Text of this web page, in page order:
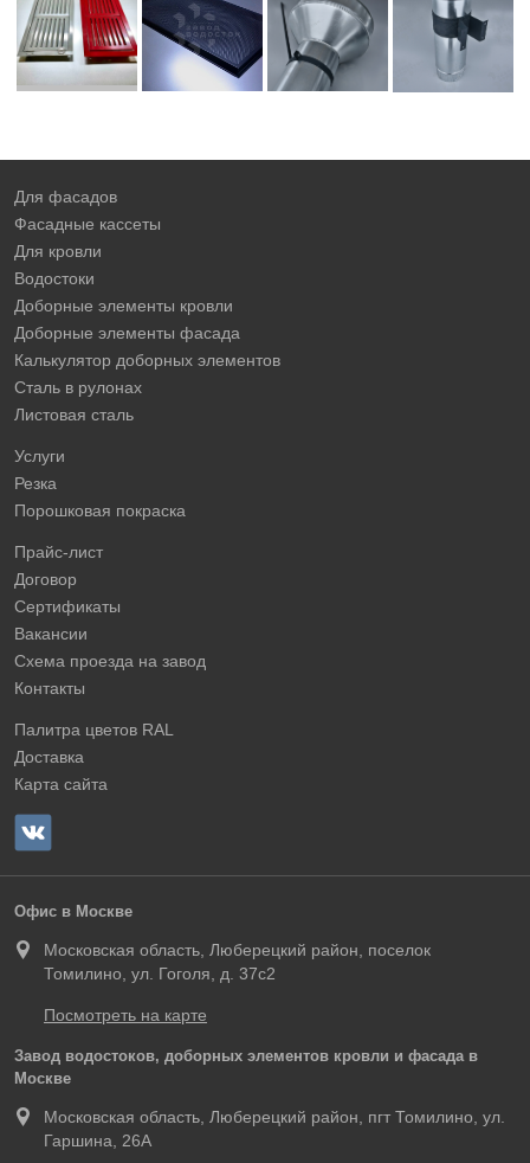
Для фасадов
Фасадные кассеты
Для кровли
Водостоки
Доборные элементы кровли
Доборные элементы фасада
Калькулятор доборных элементов
Сталь в рулонах
Листовая сталь
Услуги
Резка
Порошковая покраска
Прайс-лист
Договор
Сертификаты
Вакансии
Схема проезда на завод
Контакты
Палитра цветов RAL
Доставка
Карта сайта
Офис в Москве
Московская область, Люберецкий район, поселок
Томилино, ул. Гоголя, д. 37с2
Посмотреть на карте
Завод водостоков, доборных элементов кровли и фасада в
Москве
Московская область, Люберецкий район, пгт Томилино, ул.
Гаршина, 26А